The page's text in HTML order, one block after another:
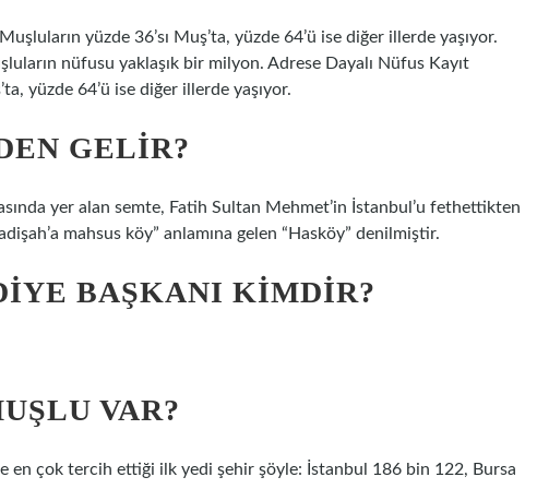
yüzde 36’sı Muş’ta, yüzde 64’ü ise diğer illerde yaşıyor.
nüfusu yaklaşık bir milyon. Adrese Dayalı Nüfus Kayıt
yüzde 64’ü ise diğer illerde yaşıyor.
GELIR?
yer alan semte, Fatih Sultan Mehmet’in İstanbul’u fethettikten
mahsus köy” anlamına gelen “Hasköy” denilmiştir.
BAŞKANI KIMDIR?
VAR?
en çok tercih ettiği ilk yedi şehir şöyle: İstanbul 186 bin 122, Bursa